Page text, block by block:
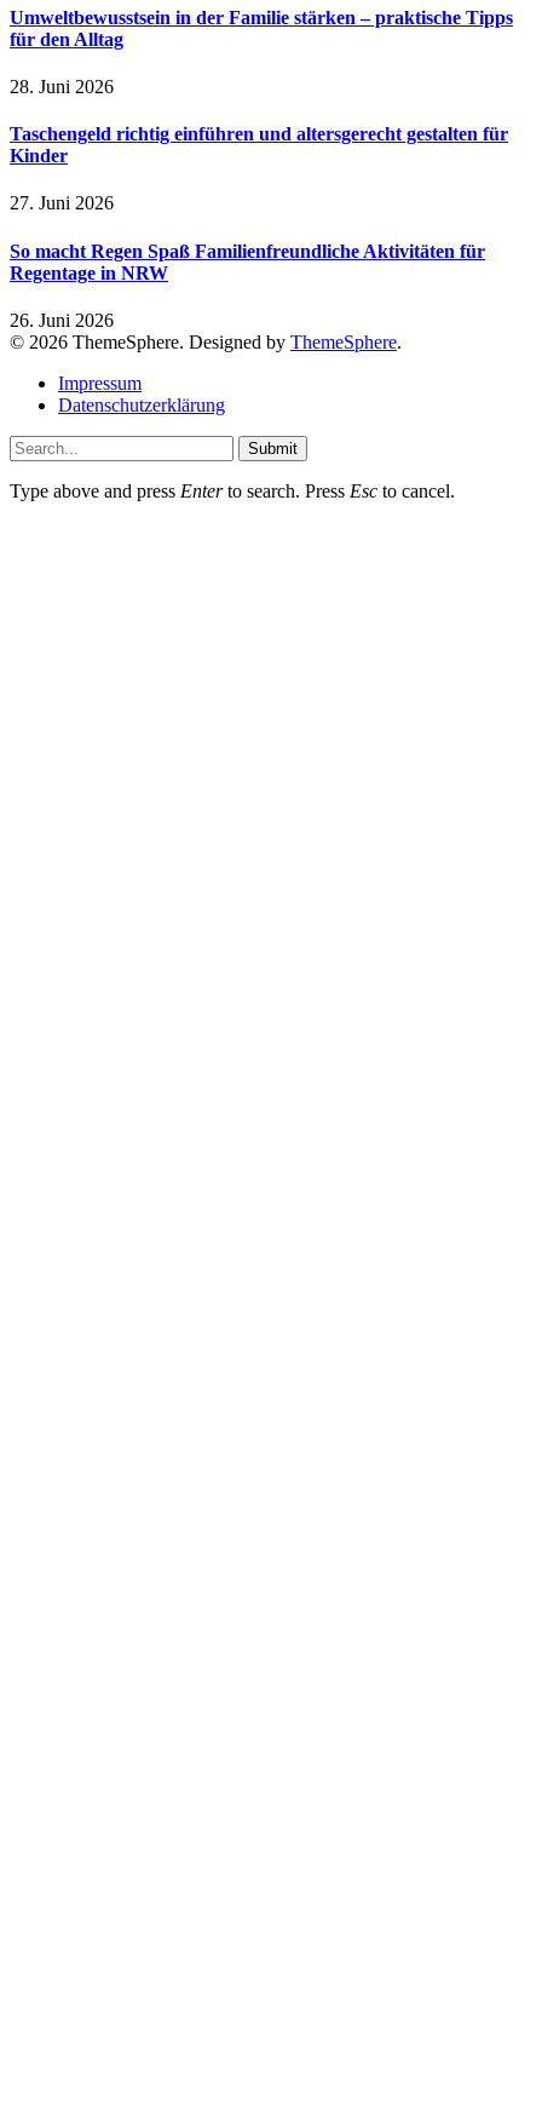
Umweltbewusstsein in der Familie stärken – praktische Tipps
für den Alltag
28. Juni 2026
Taschengeld richtig einführen und altersgerecht gestalten für
Kinder
27. Juni 2026
So macht Regen Spaß Familienfreundliche Aktivitäten für
Regentage in NRW
26. Juni 2026
© 2026 ThemeSphere. Designed by ThemeSphere.
Impressum
Datenschutzerklärung
Submit
Type above and press Enterto search. Press Esc to cancel.